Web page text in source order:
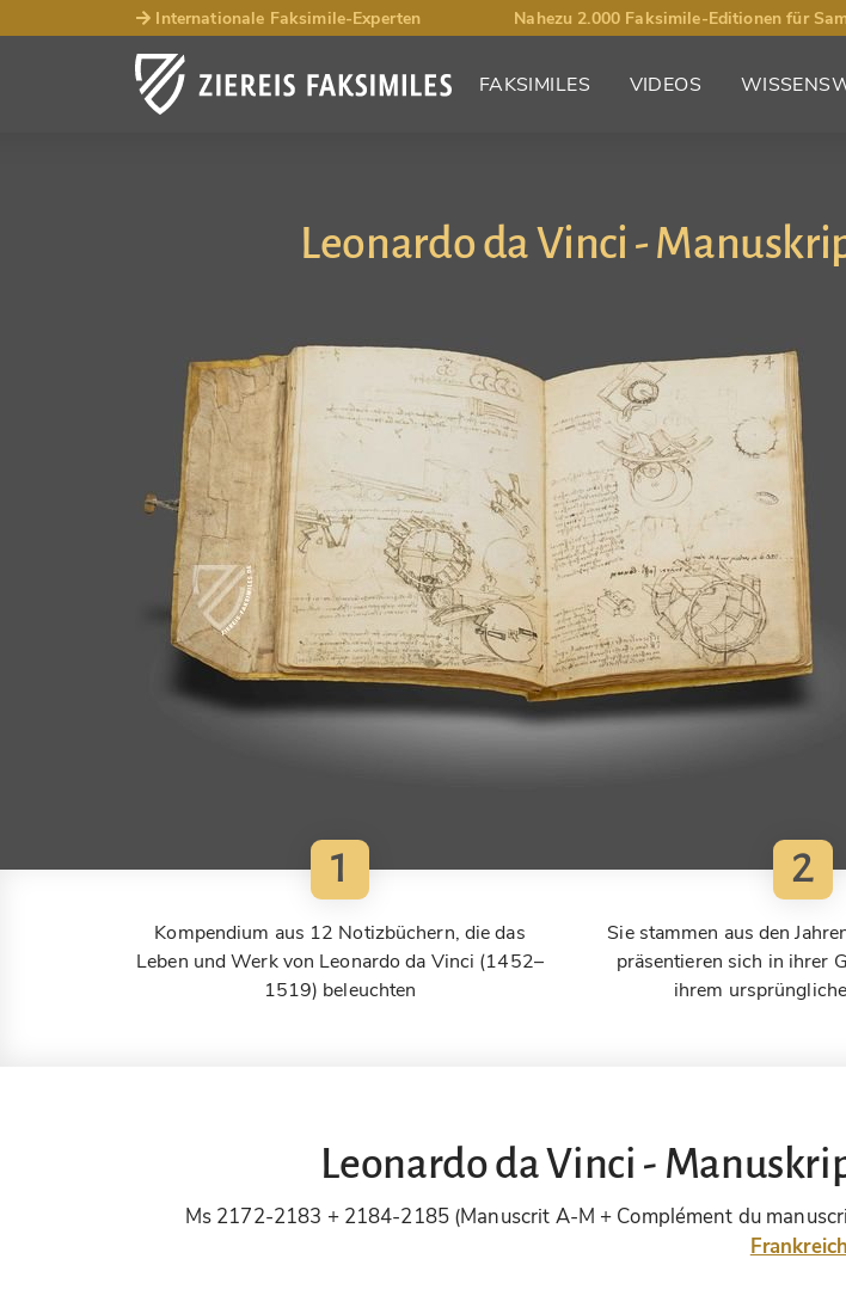
Internationale Faksimile-Experten Nahezu 2.000 Faksimile-Editionen für
FAKSIMILES VIDEOS
Leonardo da Vinci -
1
Kompendium aus 12 Notizbüchern, die das
Leben und Werk von Leonardo da Vinci (1452–
1519) beleuchten
2
Sie stammen aus den
präsentieren sich in ihrer
ihrem
Leonardo da Vinci -
Ms 2172-2183 + 2184-2185 (Manuscrit A-M + Complément du